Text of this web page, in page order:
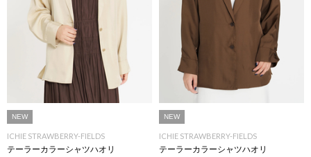
NEW
ICHIE STRAWBERRY-FIELDS
テーラーカラーシャツハオリ
NEW
ICHIE STRAWBERRY-FIELDS
テーラーカラーシャツハオリ